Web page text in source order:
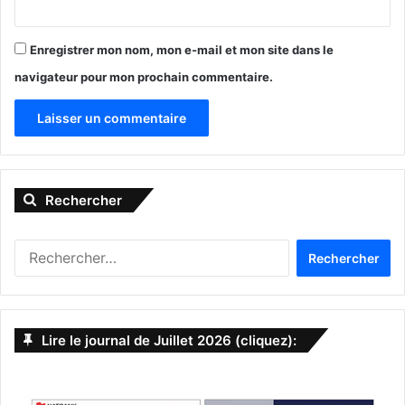
– 7 juin : Miami Beach
Latin Music
Dierks Bentley
– 6 juin : Tampa
Country / Folk
7 juin
Hard Rock Live
Hollywood
Soul / R&B
Enregistrer mon nom, mon e-mail et mon site dans le
navigateur pour mon prochain commentaire.
a
Rechercher
Lire le journal de Juillet 2026 (cliquez):